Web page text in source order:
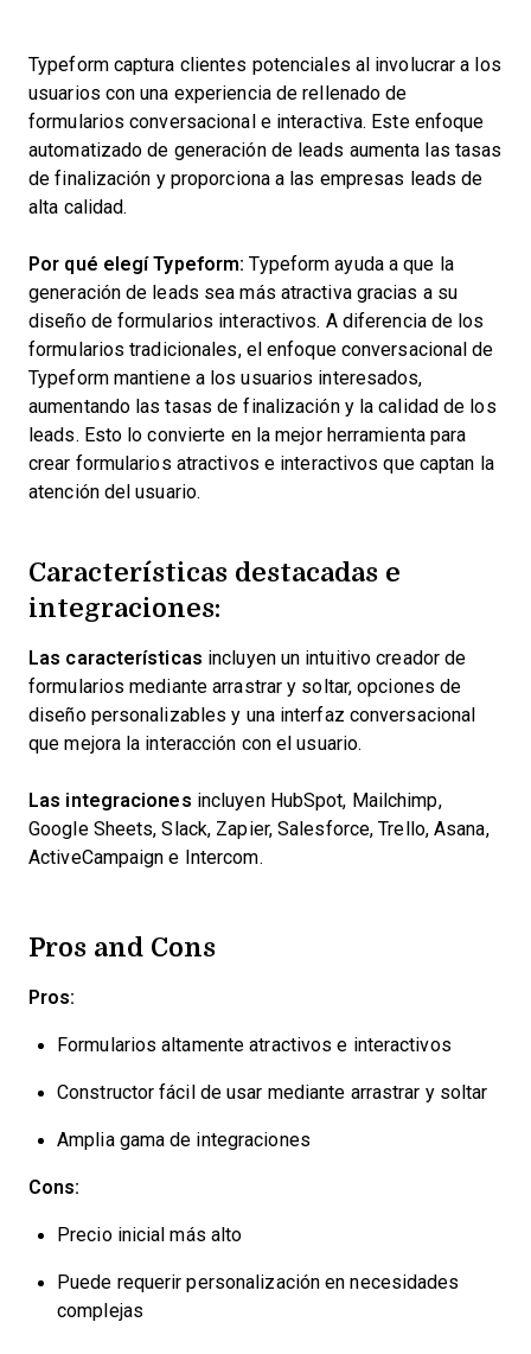
Typeform captura clientes potenciales al involucrar a los
usuarios con una experiencia de rellenado de
formularios conversacional e interactiva. Este enfoque
automatizado de generación de leads aumenta las tasas
de finalización y proporciona a las empresas leads de
alta calidad.
Por qué elegí Typeform:Typeform ayuda a que la
generación de leads sea más atractiva gracias a su
diseño de formularios interactivos. A diferencia de los
formularios tradicionales, el enfoque conversacional de
Typeform mantiene a los usuarios interesados,
aumentando las tasas de finalización y la calidad de los
leads. Esto lo convierte en la mejor herramienta para
crear formularios atractivos e interactivos que captan la
atención del usuario.
Características destacadas e
integraciones:
Las características incluyen un intuitivo creador de
formularios mediante arrastrar y soltar, opciones de
diseño personalizables y una interfaz conversacional
que mejora la interacción con el usuario.
Las integraciones incluyen HubSpot, Mailchimp,
Google Sheets, Slack, Zapier, Salesforce, Trello, Asana,
ActiveCampaign e Intercom.
Pros and Cons
Pros:
Formularios altamente atractivos e interactivos
Constructor fácil de usar mediante arrastrar y soltar
Amplia gama de integraciones
Cons:
Precio inicial más alto
Puede requerir personalización en necesidades
complejas